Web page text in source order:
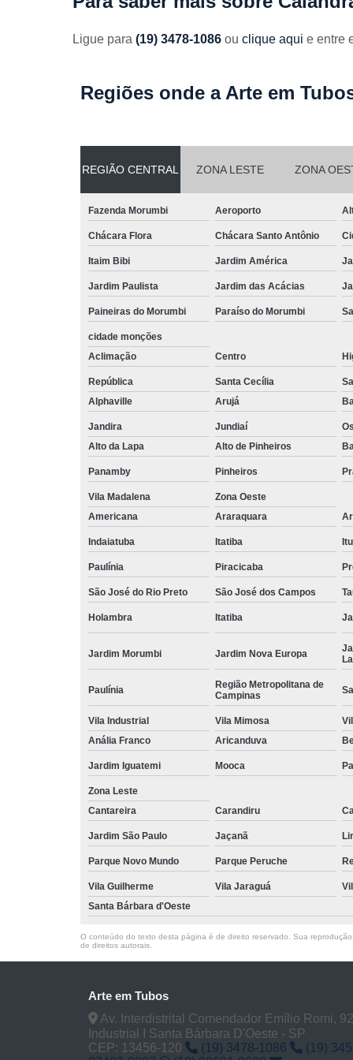
Ligue para (19) 3478-1086 ou clique aqui e entre
Regiões onde a Arte em
REGIÃO CENTRAL ZONA LESTE ZONA
Fazenda Morumbi Aeroporto
Chácara Flora Chácara Santo Antônio
Itaim Bibi Jardim América
Jardim Paulista Jardim das Acácias
Paineiras do Morumbi Paraíso do Morumbi
cidade monções
Aclimação
Centro
República Santa Cecília
Alphaville
Arujá
Jandira Jundiaí
Alto da Lapa
Alto de Pinheiros
Panamby Pinheiros
Vila Madalena
Zona Oeste
Americana
Araraquara
Indaiatuba Itatiba Itu
Paulínia Piracicaba
São José do Rio Preto São José dos Campos
Holambra Itatiba
Jardim Morumbi Jardim Nova Europa
Paulínia
Região Metropolitana de
Campinas
Vila Industrial Vila Mimosa
Anália Franco
Aricanduva
Jardim Iguatemi Mooca
Zona Leste
Cantareira
Carandiru
Jardim São Paulo Jaçanã
Parque Novo Mundo Parque Peruche
Vila Guilherme Vila Jaraguá
Santa Bárbara d'Oeste
O conteúdo do texto desta página é de direito reservado. Sua
de direitos autorais
Arte em Tubos
Av. Interdistrital Comendador Emílio Romi,
Industrial I Santa Bárbara D'Oeste - SP
CEP: 13456-120
(19) 3478-1086 (19)